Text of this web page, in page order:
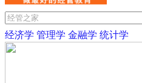
经济学 管理学 金融学 统计学